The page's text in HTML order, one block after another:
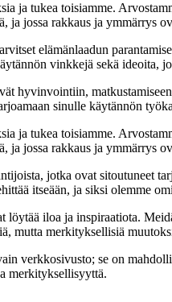
ja tukea toisiamme.
ja jossa rakkaus ja ymmärrys
elämänlaadun
vinkkejä sekä ideoita,
hyvinvointiin,
sinulle käytännön
ja tukea toisiamme.
ja jossa rakkaus ja ymmärrys
jotka ovat sitoutuneet
itseään, ja siksi olemme
iloa ja inspiraatiota.
mutta merkityksellisiä
verkkosivusto; se on
merkityksellisyyttä.